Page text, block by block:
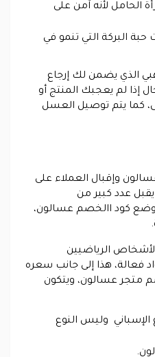
الحامل لأنه آمن على
حبة البركة التي تنمو في
الذي يضمن لك إرجاع
إذا لم يعجبك المنتج أو
كما يتم توصيل العسل
وإقبال العملاء على
عدد كبير من
كود االخصم عسالون،
الرياضيين
فعالة، هذا إلى جانب سعره
متجر عسالون، ويتكون
الإسباني وليس النوع